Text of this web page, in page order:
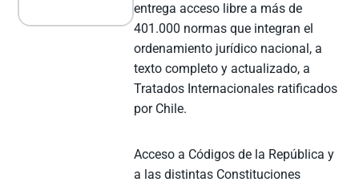
entrega acceso libre a más de
401.000 normas que integran el
ordenamiento jurídico nacional, a
texto completo y actualizado, a
Tratados Internacionales ratificados
por Chile.
Acceso a Códigos de la República y
a las distintas Constituciones